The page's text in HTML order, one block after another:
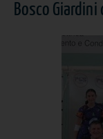
Bosco Giardini